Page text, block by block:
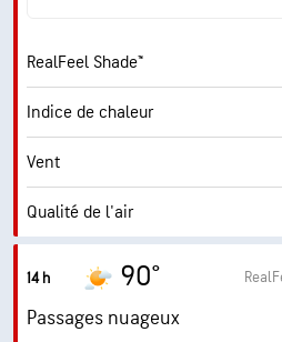
Couverture nuageuse
Visibilité
Plafond nuageux
RealFeel Shade™
Indice de chaleur
Vent
Qualité de l'air
Indice UV maximal
Rafales
14 h 90°
Passages nuageux